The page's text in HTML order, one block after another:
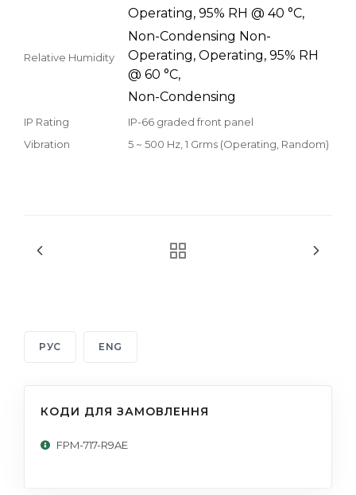
Relative Humidity
Operating, 95% RH @ 40 °C,
Non-Condensing Non-
Operating, Operating, 95% RH
@ 60 °C,
Non-Condensing
IP Rating
IP-66 graded front panel
Vibration
5 ~ 500 Hz, 1 Grms (Operating, Random)
РУС ENG
КОДИ ДЛЯ ЗАМОВЛЕННЯ
FPM-717-R9AE